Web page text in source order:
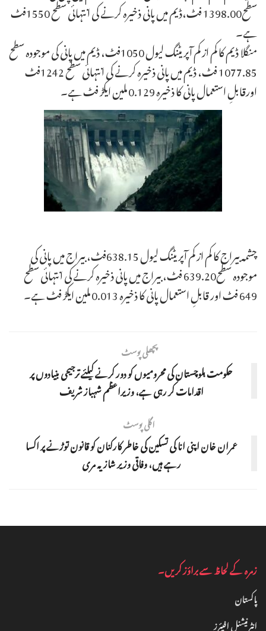
سطح1398.00 فٹ،ڈیم میں پانی ذخیرہ کرنے کی انتہائی سطح 1550فٹ
ہے۔
منگلا ڈیم کا کم از کم آپریٹنگ لیول 1050فٹ، ڈیم میں پانی کی موجودہ سطح
1077.85 فٹ، ڈیم میں پانی ذخیرہ کرنے کی انتہائی سطح 1242فٹ
اورقابلِ استعمال پانی کا ذخیرہ 0.129 ملین ایکڑ فٹ ہے۔
چشمہ بیراج کا کم از کم آپریٹنگ لیول 638.15فٹ، بیراج میں پانی کی
موجودہ سطح639.20 فٹ، بیراج میں پانی ذخیرہ کرنے کی انتہائی سطح
649 فٹ اور قابلِ استعمال پانی کا ذخیرہ 0.013 ملین ایکڑ فٹ ہے۔
پچھلی پوسٹ
حکومت بلوچستان کی محرومیوں کو دور کرنے کیلئے ترجیحی بنیادوں پر
اقدامات کر رہی ہے، وزیراعظم شہباز شریف
اگلی پوسٹ
عمران خان اپنی انا کی تسکین کی خاطر کارکنان کو قانون توڑنے پر اکسا
رہے ہیں، وفاقی وزیر شازیہ مری
زمرہ کے لحاظ سے براؤز کریں۔
پاکستان
انٹرنیشنل افیئرز